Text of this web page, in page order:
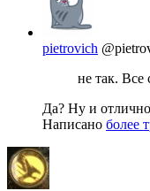
pietrovich
не так. Все
Да? Ну и
Написано более